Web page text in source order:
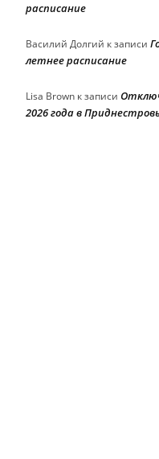
расписание
Василий Долгий к записи
летнее расписание
Lisa Brown к записи
2026 года в